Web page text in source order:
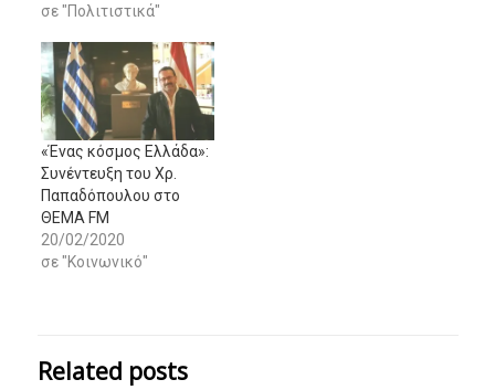
σε "Πολιτιστικά"
«Ένας κόσμος Ελλάδα»:
Συνέντευξη του Χρ.
Παπαδόπουλου στο
ΘΕΜΑ FM
20/02/2020
σε "Κοινωνικό"
Related posts